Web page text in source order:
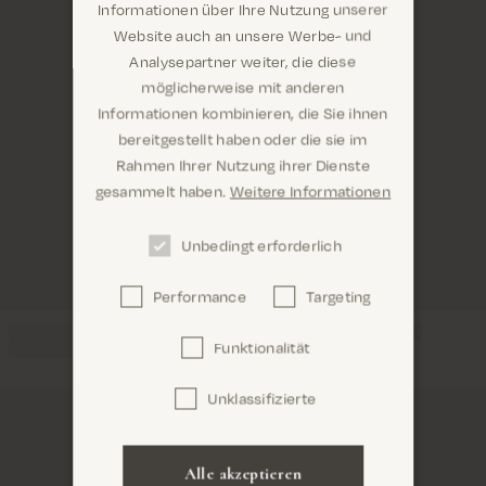
Sind Sie hier richtig? Es sieht so aus, als wären Sie
dabei United States
Confirm
Informationen über Ihre Nutzung unserer
Website auch an unsere Werbe- und
Analysepartner weiter, die diese
möglicherweise mit anderen
Informationen kombinieren, die Sie ihnen
bereitgestellt haben oder die sie im
Rahmen Ihrer Nutzung ihrer Dienste
gesammelt haben. Weitere Informationen
Unbedingt erforderlich
Performance Targeting
Funktionalität
Unklassifizierte
Alle akzeptieren